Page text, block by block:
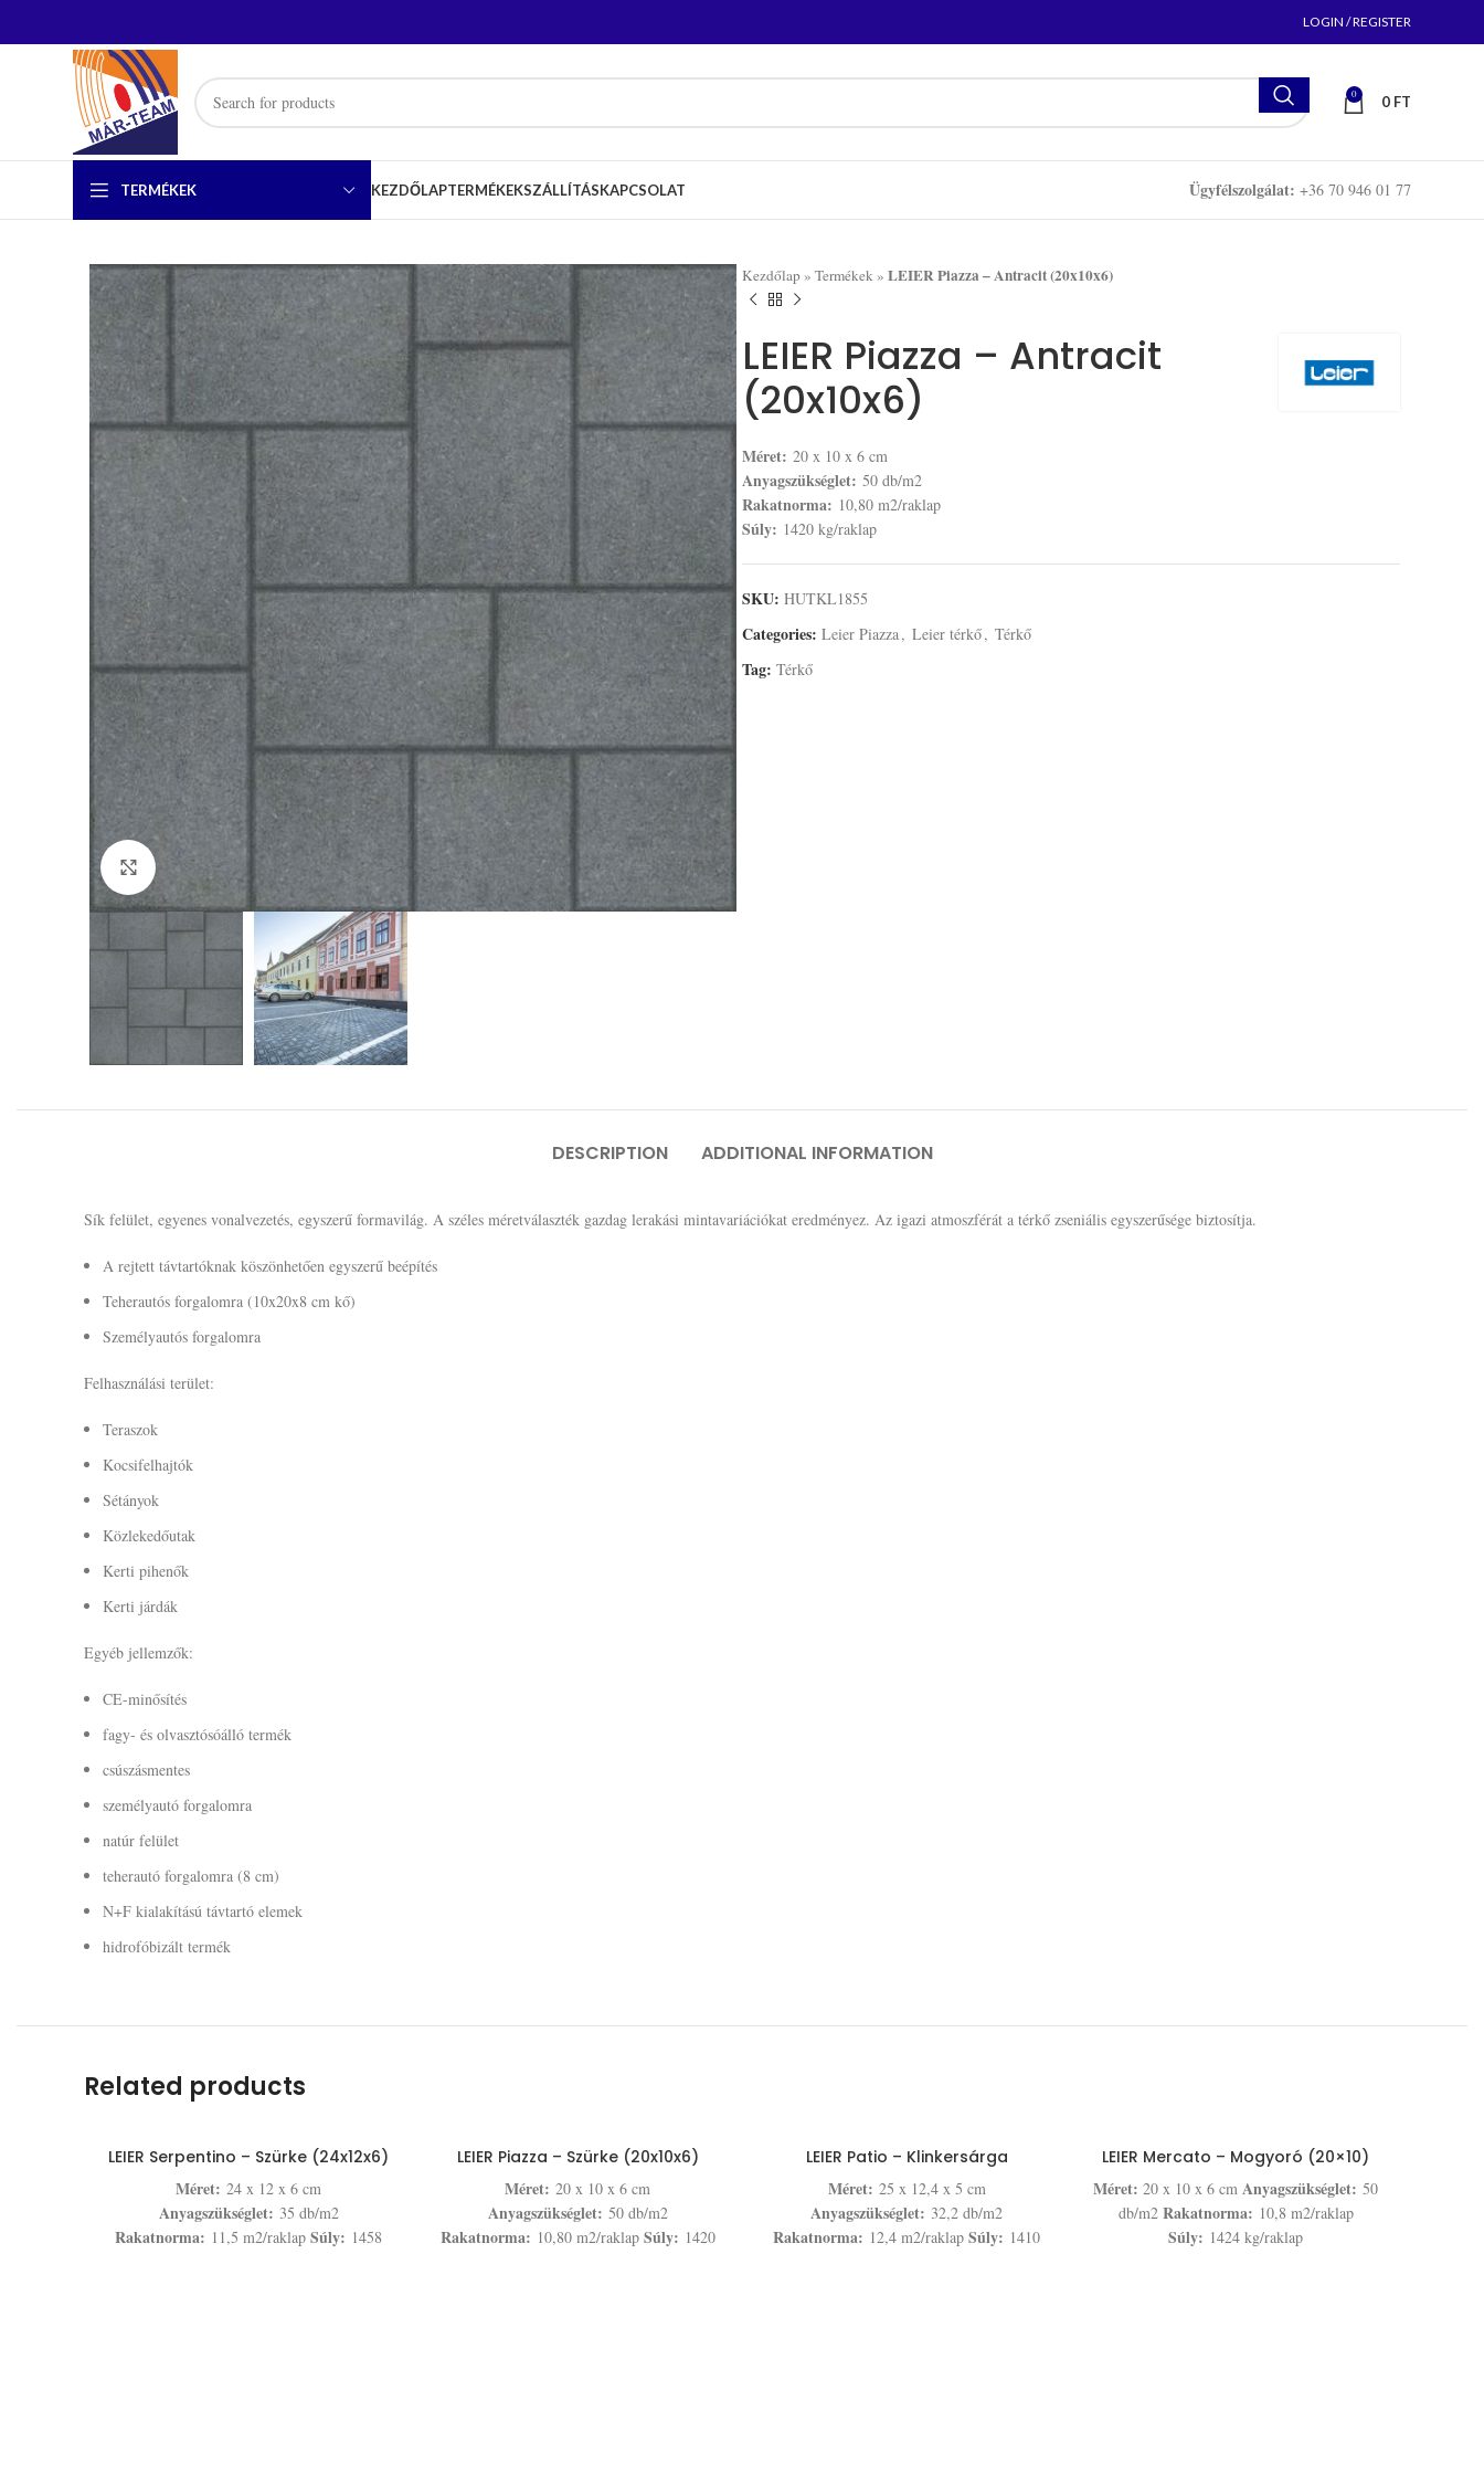
LOGIN / REGISTER
0 0 FT
TERMÉKEK KEZDŐLAPTERMÉKEKSZÁLLÍTÁSKAPCSOLAT Ügyfélszolgálat: +36 70 946 01 77
Click to enlarge
Kezdőlap » Termékek » LEIER Piazza – Antracit (20x10x6)
LEIER Piazza – Antracit
(20x10x6)
Méret: 20 x 10 x 6 cm
Anyagszükséglet: 50 db/m2
Rakatnorma: 10,80 m2/raklap
Súly: 1420 kg/raklap
SKU: HUTKL1855
Categories: Leier Piazza, Leier térkő, Térkő
Tag: Térkő
DESCRIPTION ADDITIONAL INFORMATION
Sík felület, egyenes vonalvezetés, egyszerű formavilág. A széles méretválaszték gazdag lerakási mintavariációkat eredményez. Az igazi atmoszférát a térkő zseniális egyszerűsége biztosítja.
A rejtett távtartóknak köszönhetően egyszerű beépítés
Teherautós forgalomra (10x20x8 cm kő)
Személyautós forgalomra
Felhasználási terület:
Teraszok
Kocsifelhajtók
Sétányok
Közlekedőutak
Kerti pihenők
Kerti járdák
Egyéb jellemzők:
CE-minősítés
fagy- és olvasztósóálló termék
csúszásmentes
személyautó forgalomra
natúr felület
teherautó forgalomra (8 cm)
N+F kialakítású távtartó elemek
hidrofóbizált termék
Related products
LEIER Serpentino – Szürke (24x12x6)
Méret: 24 x 12 x 6 cm
Anyagszükséglet: 35 db/m2
Rakatnorma: 11,5 m2/raklap Súly: 1458
LEIER Piazza – Szürke (20x10x6)
Méret: 20 x 10 x 6 cm
Anyagszükséglet: 50 db/m2
Rakatnorma: 10,80 m2/raklap Súly: 1420
LEIER Patio – Klinkersárga
Méret: 25 x 12,4 x 5 cm
Anyagszükséglet: 32,2 db/m2
Rakatnorma: 12,4 m2/raklap Súly: 1410
LEIER Mercato – Mogyoró (20×10)
Méret: 20 x 10 x 6 cm Anyagszükséglet: 50
db/m2 Rakatnorma: 10,8 m2/raklap
Súly: 1424 kg/raklap